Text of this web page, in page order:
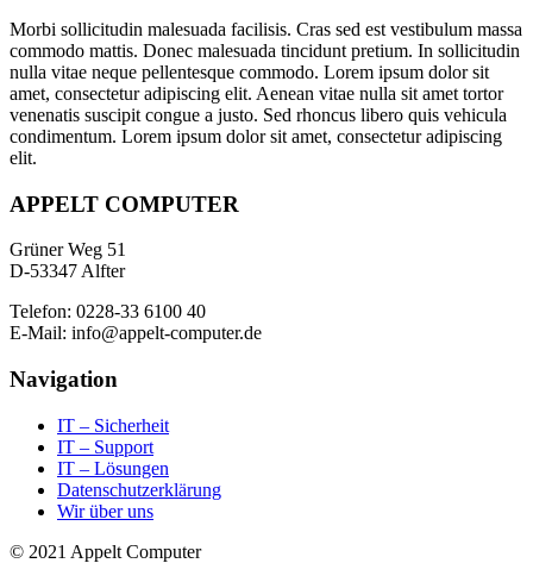
Morbi sollicitudin malesuada facilisis. Cras sed est vestibulum massa
commodo mattis. Donec malesuada tincidunt pretium. In sollicitudin
nulla vitae neque pellentesque commodo. Lorem ipsum dolor sit
amet, consectetur adipiscing elit. Aenean vitae nulla sit amet tortor
venenatis suscipit congue a justo. Sed rhoncus libero quis vehicula
condimentum. Lorem ipsum dolor sit amet, consectetur adipiscing
elit.
APPELT COMPUTER
Grüner Weg 51
D-53347 Alfter
Telefon: 0228-33 6100 40
E-Mail: info@appelt-computer.de
Navigation
IT – Sicherheit
IT – Support
IT – Lösungen
Datenschutzerklärung
Wir über uns
© 2021 Appelt Computer